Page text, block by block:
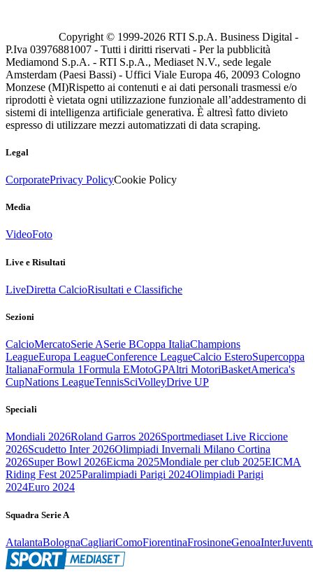
Copyright © 1999-2026 RTI S.p.A. Business Digital -
P.Iva 03976881007 - Tutti i diritti riservati - Per la pubblicità
Mediamond S.p.A. - RTI S.p.A., Mediaset N.V., sede legale
Amsterdam (Paesi Bassi) - Uffici Viale Europa 46, 20093 Cologno
Monzese (MI)Rispetto ai contenuti e ai dati personali trasmessi e/o
riprodotti è vietata ogni utilizzazione funzionale all’addestramento di
sistemi di intelligenza artificiale generativa. È altresì fatto divieto
espresso di utilizzare mezzi automatizzati di data scraping.
Legal
CorporatePrivacy PolicyCookie Policy
Media
VideoFoto
Live e Risultati
LiveDiretta CalcioRisultati e Classifiche
Sezioni
CalcioMercatoSerie ASerie BCoppa ItaliaChampions
LeagueEuropa LeagueConference LeagueCalcio EsteroSupercoppa
ItalianaFormula 1Formula EMotoGPAltri MotoriBasketAmerica's
CupNations LeagueTennisSciVolleyDrive UP
Speciali
Mondiali 2026Roland Garros 2026Sportmediaset Live Riccione
2026Scudetto Inter 2026Olimpiadi Invernali Milano Cortina
2026Super Bowl 2026Eicma 2025Mondiale per club 2025EICMA
Riding Fest 2025Paralimpiadi Parigi 2024Olimpiadi Parigi
2024Euro 2024
Squadra Serie A
AtalantaBolognaCagliariComoFiorentinaFrosinoneGenoaInter